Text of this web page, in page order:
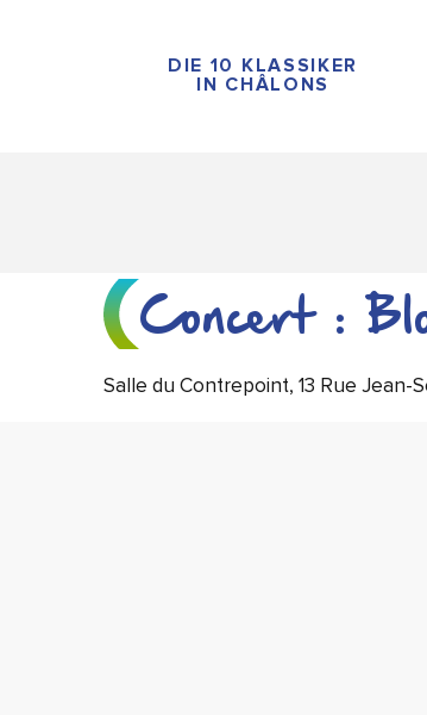
DIE 10 KLASSIKER
IN CHÂLONS
Concert :
Salle du Contrepoint, 13 Rue Jean-